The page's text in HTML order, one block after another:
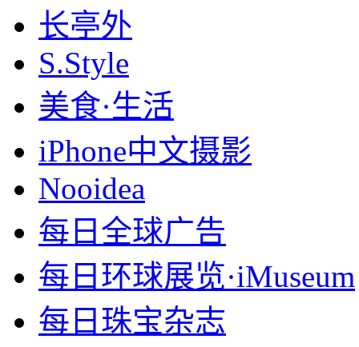
长亭外
S.Style
美食·生活
iPhone中文摄影
Nooidea
每日全球广告
每日环球展览·iMuseum
每日珠宝杂志